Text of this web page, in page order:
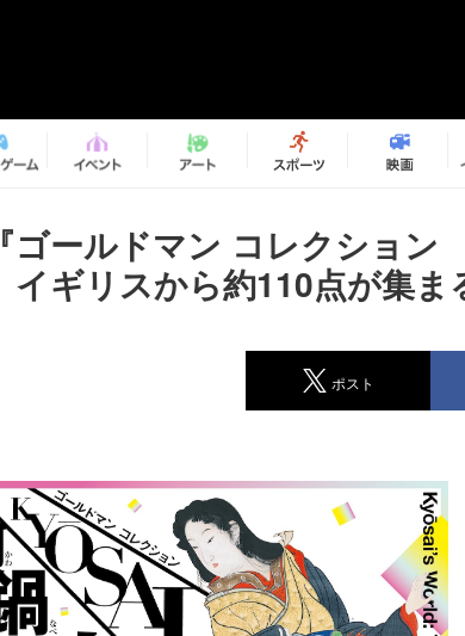
ゴールドマン コレクショ
イギリスから約110点が集ま
ポスト